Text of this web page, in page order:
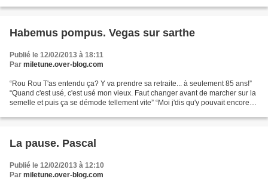
Habemus pompus. Vegas sur sarthe
Publié le 12/02/2013 à 18:11
Par miletune.over-blog.com
“Rou Rou T'as entendu ça? Y va prendre sa retraite... à seulement 85 ans!”
“Quand c'est usé, c'est usé mon vieux. Faut changer avant de marcher sur la
semelle et puis ça se démode tellement vite” “Moi j'dis qu'y pouvait encore
La pause. Pascal
Publié le 12/02/2013 à 12:10
Par miletune.over-blog.com